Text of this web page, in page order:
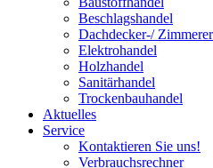
Beschlagshandel
Dachdecker-/
Elektrohandel
Holzhandel
Sanitärhandel
Trockenbauhandel
Aktuelles
Service
Kontaktieren Sie uns!
Verbrauchsrechner